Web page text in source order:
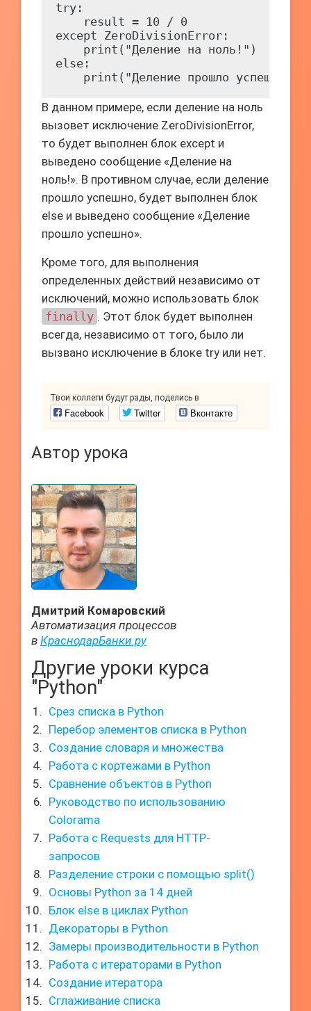
try:
    result = 10 / 0
except ZeroDivisionError:
    print("Деление на ноль!")
else:
В данном примере, если деление на ноль
вызовет исключение ZeroDivisionError,
то будет выполнен блок except и
выведено сообщение «Деление на
ноль!». В противном случае, если деление
прошло успешно, будет выполнен блок
else и выведено сообщение «Деление
прошло успешно».
Кроме того, для выполнения
определенных действий независимо от
исключений, можно использовать блок
finally . Этот блок будет выполнен
всегда, независимо от того, было ли
вызвано исключение в блоке try или нет.
Твои коллеги будут рады, поделись в
Facebook Twitter Вконтакте
Автор урока
Дмитрий Комаровский
Автоматизация процессов
в КраснодарБанки.ру
Другие уроки курса
"Python"
Срез списка в Python
Перебор элементов списка в Python
Создание словаря и множества
Работа с кортежами в Python
Сравнение объектов в Python
Руководство по использованию
Colorama
Работа с Requests для HTTP-
запросов
Разделение строки с помощью split()
Основы Python за 14 дней
Блок else в циклах Python
Декораторы в Python
Замеры производительности в Python
Работа с итераторами в Python
Создание итератора
Сглаживание списка